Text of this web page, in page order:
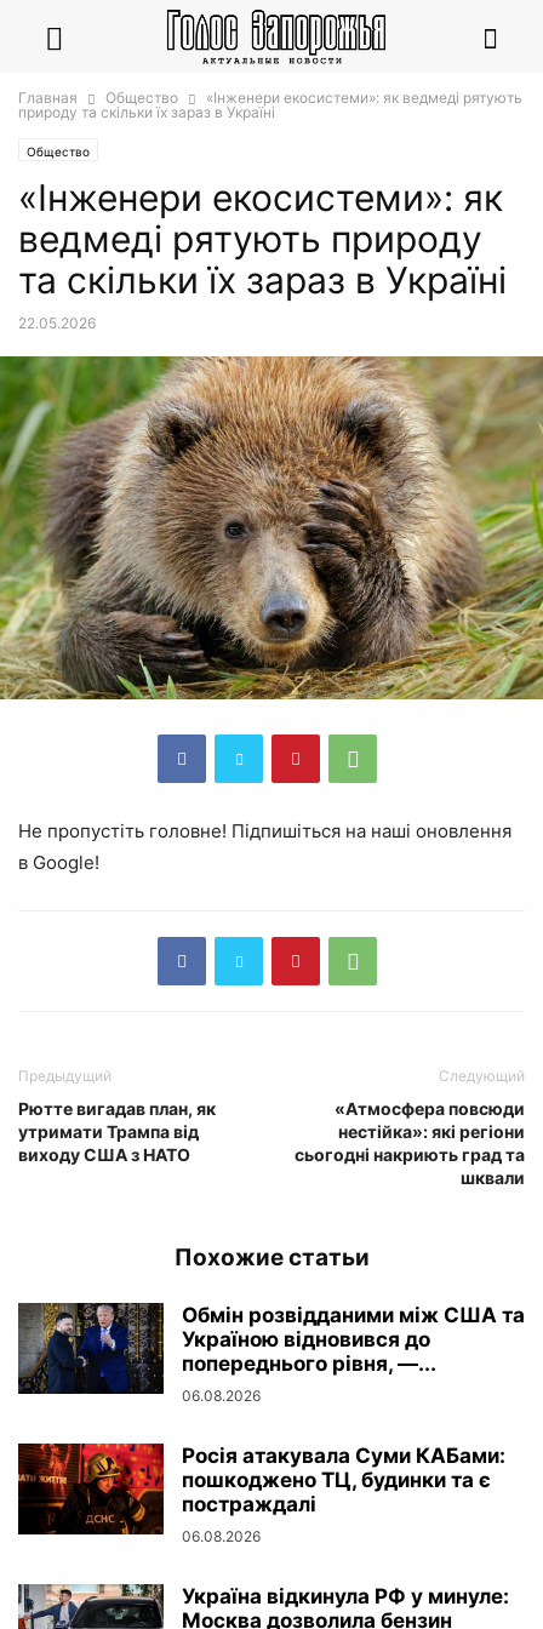
Главная Общество
«Інженери екосистеми»: як ведмеді рятують
природу та скільки їх зараз в Україні
Общество
«Інженери екосистеми»: як
ведмеді рятують природу
та скільки їх зараз в Україні
22.05.2026
Не пропустіть головне! Підпишіться на наші оновлення
в Google!
Предыдущий
Рютте вигадав план, як
утримати Трампа від
виходу США з НАТО
Следующий
«Атмосфера повсюди
нестійка»: які регіони
сьогодні накриють град та
шквали
Похожие статьи
Обмін розвідданими між США та
Україною відновився до
попереднього рівня, —...
06.08.2026
Росія атакувала Суми КАБами:
пошкоджено ТЦ, будинки та є
постраждалі
06.08.2026
Україна відкинула РФ у минуле:
Москва дозволила бензин